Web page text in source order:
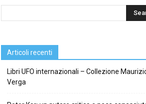
Articoli recenti
Libri UFO internazionali – Collezione
Verga